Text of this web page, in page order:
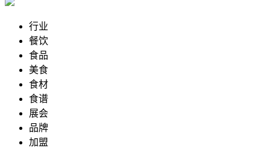
行业
餐饮
食品
美食
食材
食谱
展会
品牌
加盟